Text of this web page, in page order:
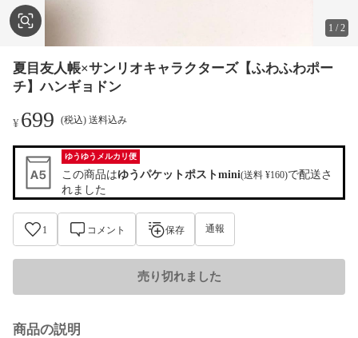
1 /2
夏目友人帳×サンリオキャラクターズ【ふわふわポー
チ】ハンギョドン
¥699 (税込) 送料込み
ゆうゆうメルカリ便
この商品はゆうパケットポストmini(送料 ¥160)で配送さ
れました
1 コメント 保存 通報
売り切れました
商品の説明